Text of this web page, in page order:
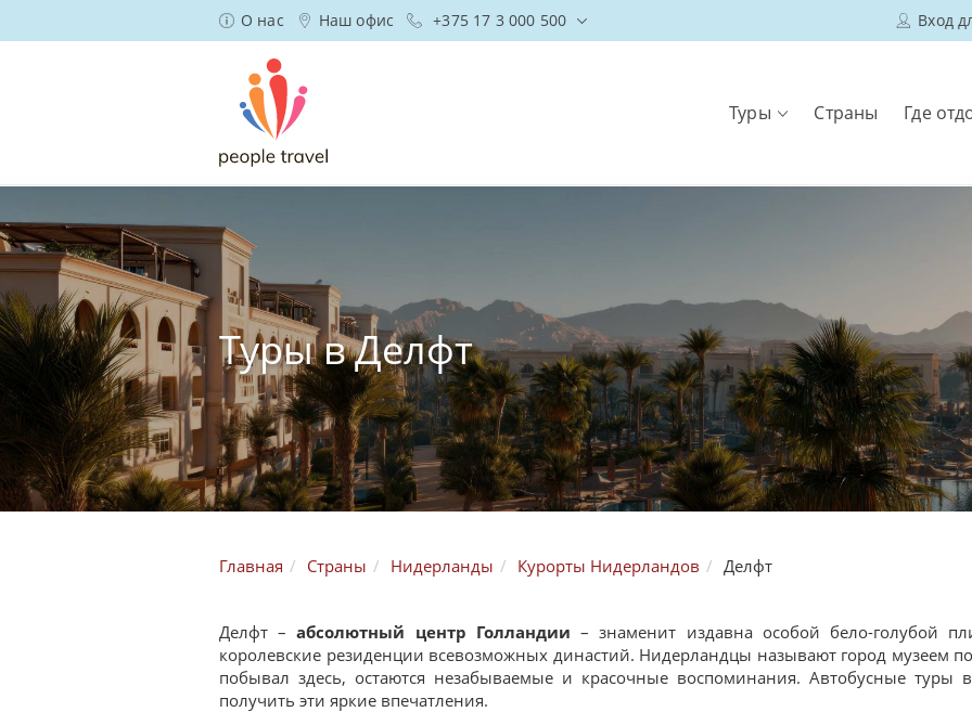
О нас Наш офис +375 17 3 000 500 Вход
Туры Страны Где
Туры в Делфт
Главная Страны Нидерланды Курорты Нидерландов Делфт
Делфт –абсолютный центр Голландии – знаменит издавна особой бело-голубой
королевские резиденции всевозможных династий. Нидерландцы называют город музеем
побывал здесь, остаются незабываемые и красочные воспоминания. Автобусные
получить эти яркие впечатления.